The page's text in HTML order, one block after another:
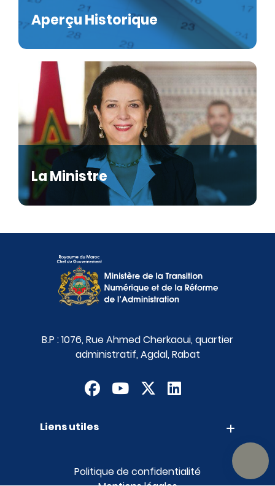
Aperçu Historique
La Ministre
B.P : 1076, Rue Ahmed Cherkaoui, quartier
administratif, Agdal, Rabat
Liens utiles
Politique de confidentialité